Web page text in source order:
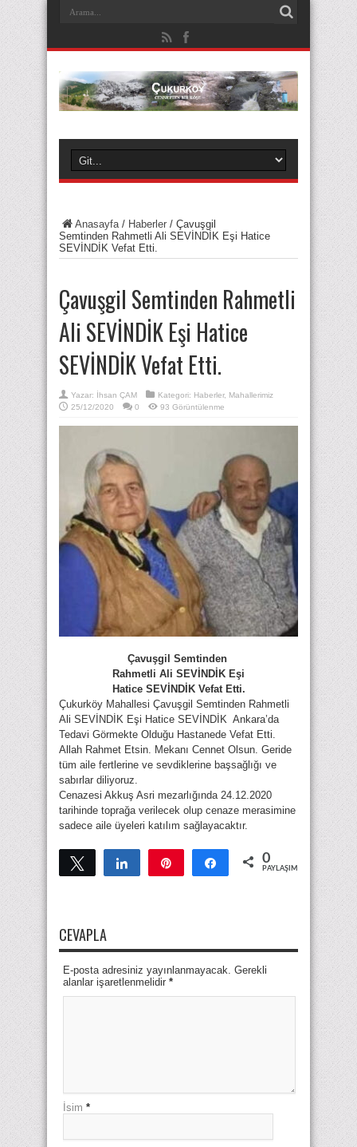
Anasayfa/ Haberler / Çavuşgil
Semtinden Rahmetli Ali SEVİNDİK Eşi Hatice
SEVİNDİK Vefat Etti.
Çavuşgil Semtinden Rahmetli
Ali SEVİNDİK Eşi Hatice
SEVİNDİK Vefat Etti.
Yazar: İhsan ÇAM Kategori: Haberler, Mahallerimiz
25/12/2020
0 93 Görüntülenme
Çavuşgil Semtinden
Rahmetli Ali SEVİNDİK Eşi
Hatice SEVİNDİK Vefat Etti.
Çukurköy Mahallesi Çavuşgil Semtinden Rahmetli
Ali SEVİNDİK Eşi Hatice SEVİNDİK Ankara’da
Tedavi Görmekte Olduğu Hastanede Vefat Etti.
Allah Rahmet Etsin. Mekanı Cennet Olsun. Geride
tüm aile fertlerine ve sevdiklerine başsağlığı ve
sabırlar diliyoruz.
Cenazesi Akkuş Asri mezarlığında 24.12.2020
tarihinde toprağa verilecek olup cenaze merasimine
sadece aile üyeleri katılım sağlayacaktır.
Tweetle Paylaş Paylaş 0
PAYLAŞIMLAR
CEVAPLA
E-posta adresiniz yayınlanmayacak. Gerekli
alanlar işaretlenmelidir *
İsim *